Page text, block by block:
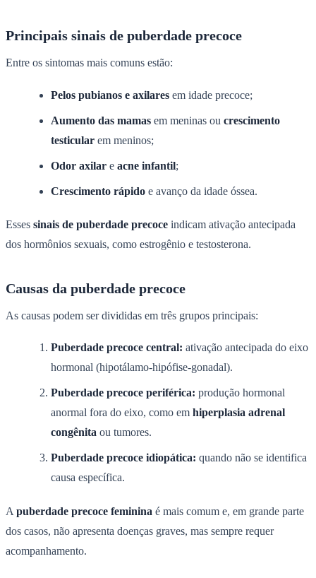
Principais sinais de puberdade precoce
Entre os sintomas mais comuns estão:
Pelos pubianos e axilares em idade precoce;
Aumento das mamas em meninas ou crescimento
testicular em meninos;
Odor axilar e acne infantil;
Crescimento rápido e avanço da idade óssea.
Esses sinais de puberdade precoce indicam ativação antecipada
dos hormônios sexuais, como estrogênio e testosterona.
Causas da puberdade precoce
As causas podem ser divididas em três grupos principais:
Puberdade precoce central: ativação antecipada do eixo
hormonal (hipotálamo-hipófise-gonadal).
Puberdade precoce periférica: produção hormonal
anormal fora do eixo, como em hiperplasia adrenal
congênita ou tumores.
Puberdade precoce idiopática: quando não se identifica
causa específica.
A puberdade precoce feminina é mais comum e, em grande parte
dos casos, não apresenta doenças graves, mas sempre requer
acompanhamento.